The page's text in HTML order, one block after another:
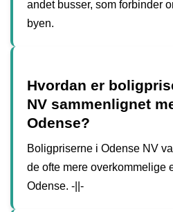
andet busser, som forbinder
byen.
Hvordan er
NV sammenlignet
Odense?
Boligpriserne i Odense NV
de ofte mere overkommelige
Odense. -||-